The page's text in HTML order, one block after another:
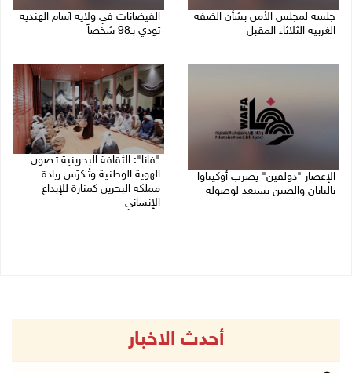
جلسة لمجلس الأمن بشأن الضفة
الغربية الثلاثاء المقبل
الفيضانات في ولاية آسام الهندية
تودي بـ98 شخصاً
الإعصار "دولفين" يضرب أوكيناوا
باليابان والصين تستعد لوصوله
"فانا": الثقافة البحرينية تـصون
الهوية الوطنية وتُـكرّس ريادة
مملكة البحرين كمنارة للإبداع
الإنساني
أحدث الاخبار